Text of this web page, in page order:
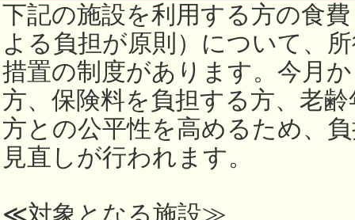
下記の施設を利用する方の食
よる負担が原則）について、
措置の制度があります。今月
方、保険料を負担する方、老
方との公平性を高めるため、
見直しが行われます。
≪対象となる施設≫